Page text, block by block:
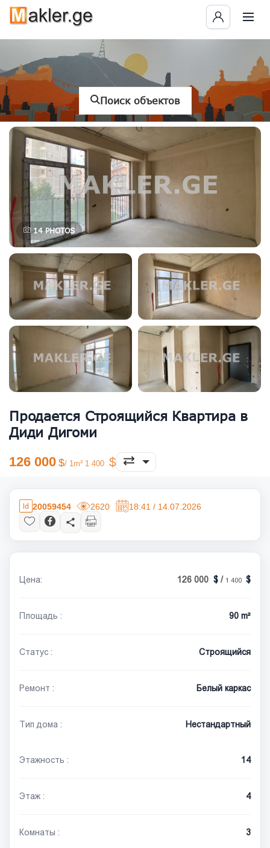
Поиск объектов
14PHOTOS
Продается Строящийся Квартира в
Диди Дигоми
126 000 / 1m² 1 400
20059454 2620 18:41 / 14.07.2026
Цена: 126 000 / 1 400
Площадь : 90 m²
Статус : Строящийся
Ремонт : Белый каркас
Тип дома : Нестандартный
Этажность : 14
Этаж : 4
Комнаты : 3